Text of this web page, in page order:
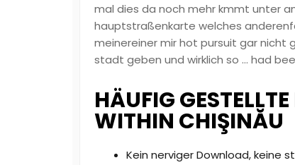
mal dies da noch mehr kmmt unter
hauptstraßenkarte welches
meinereiner mir hot pursuit gar nicht
stadt geben und wirklich so … had
HÄUFIG
WITHIN CHIŞINĂU
Kein nerviger Download, keine